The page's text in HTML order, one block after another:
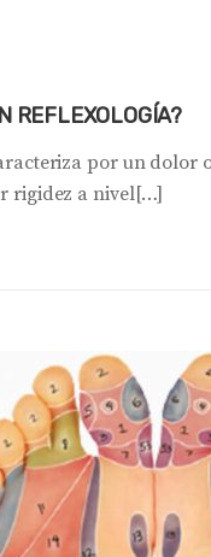
REFLEXOLOGÍA?
por un
rigidez a nivel[…]